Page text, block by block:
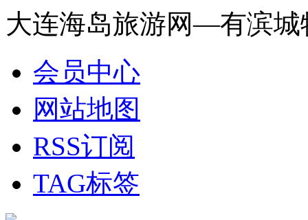
大连海岛旅游网—有滨城
会员中心
网站地图
RSS订阅
TAG标签